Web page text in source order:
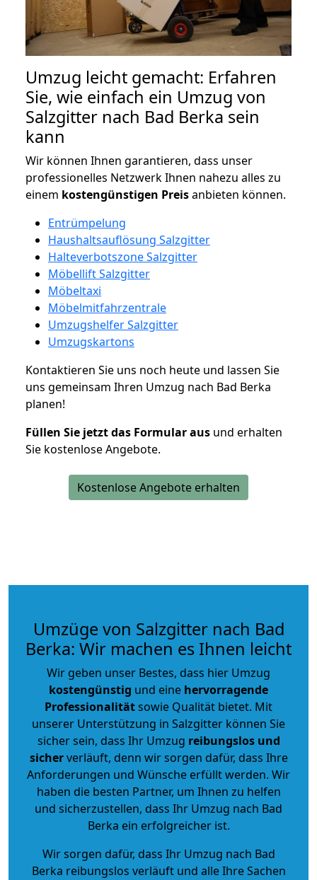
Umzug leicht gemacht: Erfahren
Sie, wie einfach ein Umzug von
Salzgitter nach Bad Berka sein
kann
Wir können Ihnen garantieren, dass unser
professionelles Netzwerk Ihnen nahezu alles zu
einem kostengünstigen Preisanbieten können.
Entrümpelung
Haushaltsauflösung Salzgitter
Halteverbotszone Salzgitter
Möbellift Salzgitter
Möbeltaxi
Möbelmitfahrzentrale
Umzugshelfer Salzgitter
Umzugskartons
Kontaktieren Sie uns noch heute und lassen Sie
uns gemeinsam Ihren Umzug nach Bad Berka
planen!
Füllen Sie jetzt das Formular aus und erhalten
Sie kostenlose Angebote.
Kostenlose Angebote erhalten
Umzüge von Salzgitter nach Bad
Berka: Wir machen es Ihnen leicht
Wir geben unser Bestes, dass hier Umzug
kostengünstig und eine hervorragende
Professionalitätsowie Qualität bietet. Mit
unserer Unterstützung in Salzgitter können Sie
sicher sein, dass Ihr Umzug reibungslos und
sicherverläuft, denn wir sorgen dafür, dass Ihre
Anforderungen und Wünsche erfüllt werden. Wir
haben die besten Partner, um Ihnen zu helfen
und sicherzustellen, dass Ihr Umzug nach Bad
Berka ein erfolgreicher ist.
Wir sorgen dafür, dass Ihr Umzug nach Bad
Berka reibungslos verläuft und alle Ihre Sachen